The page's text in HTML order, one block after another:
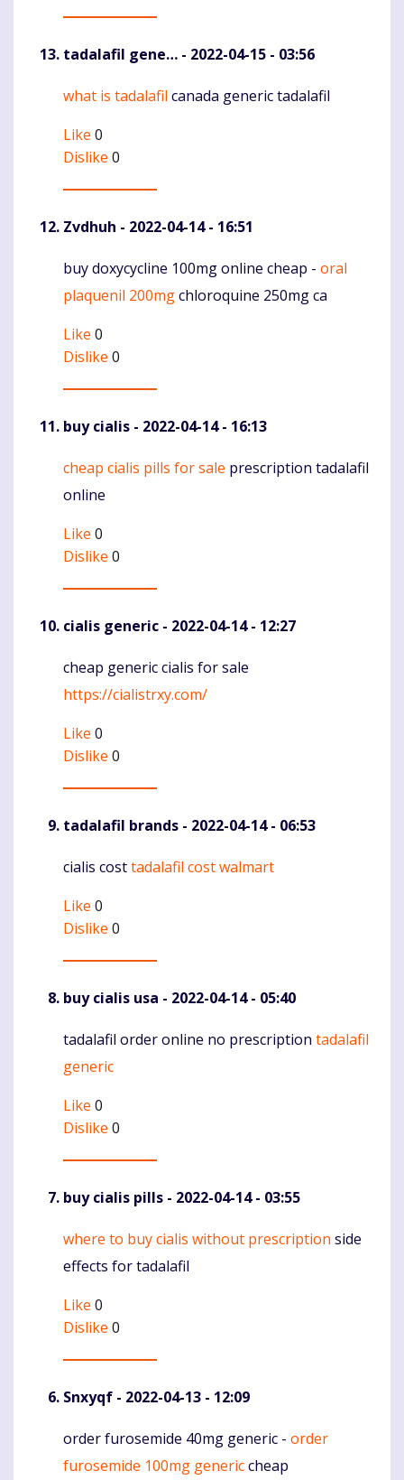
tadalafil gene… - 2022-04-15 - 03:56
Komentaras
what is tadalafil canada generic tadalafil
Like 0
Dislike 0
Zvdhuh - 2022-04-14 - 16:51
Komentaras
buy doxycycline 100mg online cheap - oral
plaquenil 200mgchloroquine 250mg ca
Like 0
Dislike 0
buy cialis - 2022-04-14 - 16:13
Komentaras
cheap cialis pills for sale prescription tadalafil
online
Like 0
Dislike 0
cialis generic - 2022-04-14 - 12:27
Komentaras
cheap generic cialis for sale
https://cialistrxy.com/
Like 0
Dislike 0
tadalafil brands - 2022-04-14 - 06:53
Komentaras
cialis costtadalafil cost walmart
Like 0
Dislike 0
buy cialis usa - 2022-04-14 - 05:40
Komentaras
tadalafil order online no prescription tadalafil
generic
Like 0
Dislike 0
buy cialis pills - 2022-04-14 - 03:55
Komentaras
where to buy cialis without prescription side
effects for tadalafil
Like 0
Dislike 0
Snxyqf - 2022-04-13 - 12:09
Komentaras
order furosemide 40mg generic - order
furosemide 100mg genericcheap